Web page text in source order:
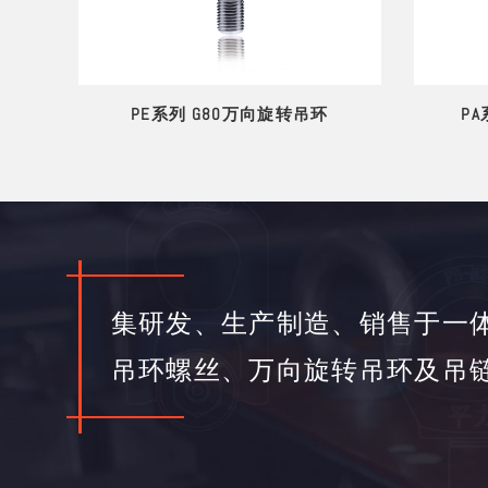
PE系列 G80万向旋转吊环
集研发、生产制造、销售于一
吊环螺丝、万向旋转吊环及吊